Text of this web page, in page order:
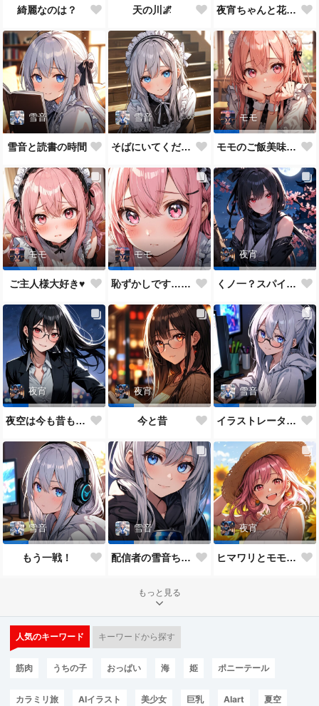
綺麗なのは？ 天の川🌌 夜宵ちゃんと花火大会
雪音
雪音と読書の時間
雪音
そばにいてください♥
モモ
モモのご飯美味しい？
モモ
ご主人様大好き♥
モモ
恥ずかしです…ご主人様♥
夜宵
くノ一？スパイ？どっちがいいかな？
夜宵
夜空は今も昔も変わらないね♥
夜宵
今と昔
雪音
イラストレーター雪音ちゃん🎵
雪音
もう一戦！
雪音
配信者の雪音ちゃん
夜宵
ヒマワリとモモちゃん♥
もっと見る
人気のキーワード キーワードから探す
筋肉 うちの子 おっぱい 海 姫 ポニーテール
カラミリ旅 AIイラスト 美少女 巨乳 AIart 夏空